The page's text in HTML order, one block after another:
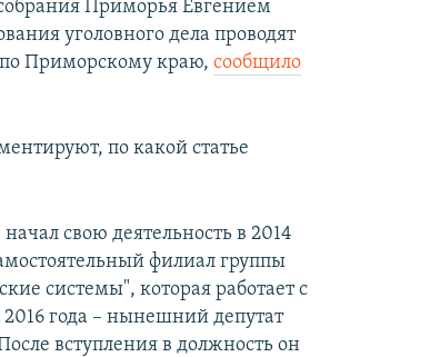
Приморья Евгением
уголовного дела проводят
по Приморскому краю,сообщило
по какой статье
свою деятельность в 2014
филиал группы
системы", которая работает с
года – нынешний депутат
вступления в должность он